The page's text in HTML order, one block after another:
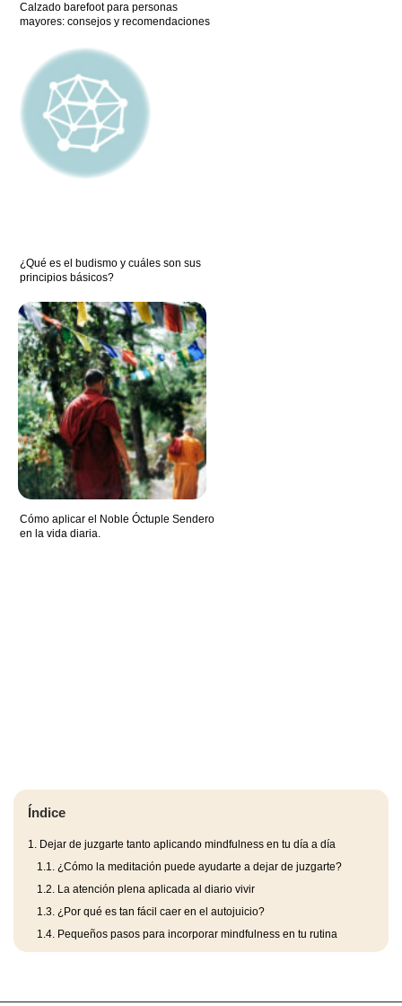
Calzado barefoot para personas
mayores: consejos y recomendaciones
¿Qué es el budismo y cuáles son sus
principios básicos?
Cómo aplicar el Noble Óctuple Sendero
en la vida diaria.
Índice
1. Dejar de juzgarte tanto aplicando mindfulness en tu día a día
1.1. ¿Cómo la meditación puede ayudarte a dejar de juzgarte?
1.2. La atención plena aplicada al diario vivir
1.3. ¿Por qué es tan fácil caer en el autojuicio?
1.4. Pequeños pasos para incorporar mindfulness en tu rutina